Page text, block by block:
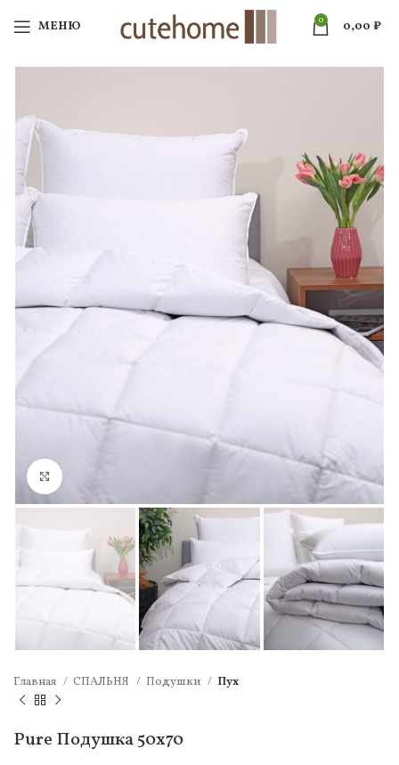
МЕНЮ 0 0,00 ₽
Главная СПАЛЬНЯ Подушки Пух
Pure Подушка 50х70